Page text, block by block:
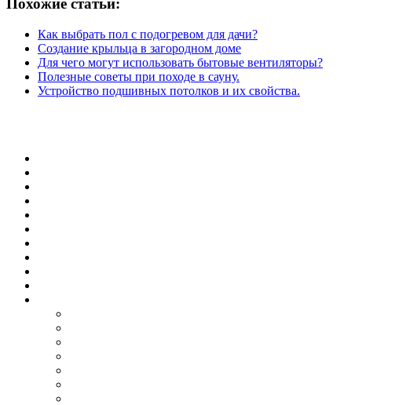
Похожие статьи:
Как выбрать пол с подогревом для дачи?
Создание крыльца в загородном доме
Для чего могут использовать бытовые вентиляторы?
Полезные советы при походе в сауну.
Устройство подшивных потолков и их свойства.